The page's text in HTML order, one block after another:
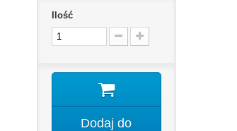
Ilość
Dodaj do